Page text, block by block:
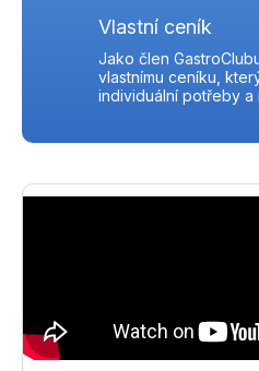
Vlastní ceník
Jako člen
vlastnímu ceníku,
individuální potřeby a